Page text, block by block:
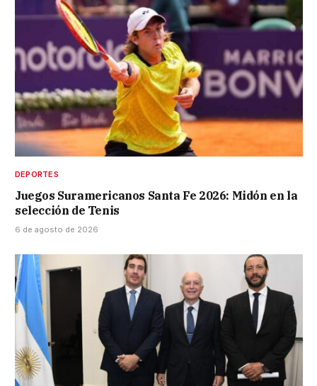
DEPORTES
Juegos Suramericanos Santa Fe 2026: Midón en la
selección de Tenis
6 de agosto de 2026